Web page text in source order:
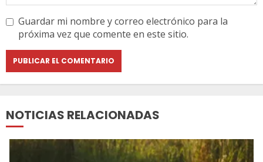
Guardar mi nombre y correo electrónico para la
próxima vez que comente en este sitio.
NOTICIAS RELACIONADAS